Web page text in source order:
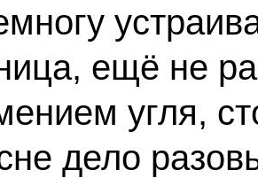
ещё не
угля,
дело